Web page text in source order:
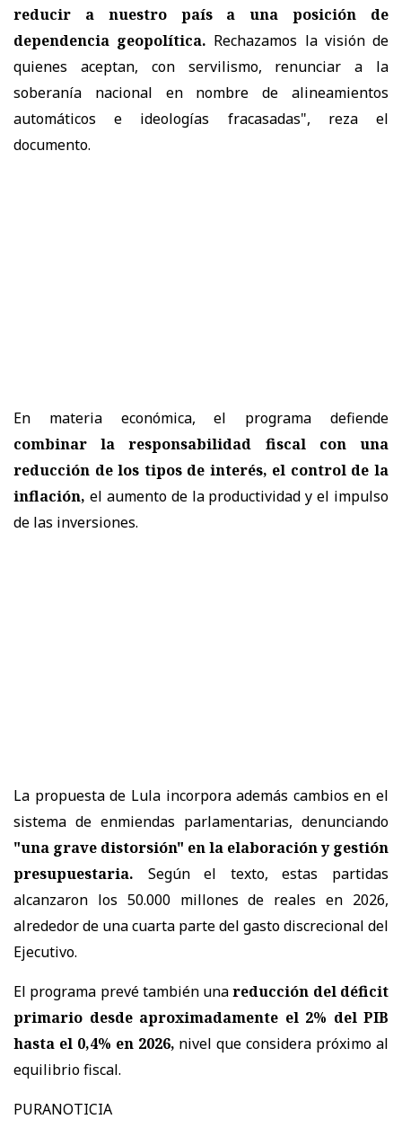
reducir a nuestro país a una posición de
dependencia geopolítica. Rechazamos la visión de
quienes aceptan, con servilismo, renunciar a la
soberanía nacional en nombre de alineamientos
automáticos e ideologías fracasadas", reza el
documento.
En materia económica, el programa defiende
combinar la responsabilidad fiscal con una
reducción de los tipos de interés, el control de la
inflación, el aumento de la productividad y el impulso
de las inversiones.
La propuesta de Lula incorpora además cambios en el
sistema de enmiendas parlamentarias, denunciando
"una grave distorsión" en la elaboración y gestión
presupuestaria. Según el texto, estas partidas
alcanzaron los 50.000 millones de reales en 2026,
alrededor de una cuarta parte del gasto discrecional del
Ejecutivo.
El programa prevé también unareducción del déficit
primario desde aproximadamente el 2% del PIB
hasta el 0,4% en 2026, nivel que considera próximo al
equilibrio fiscal.
PURANOTICIA